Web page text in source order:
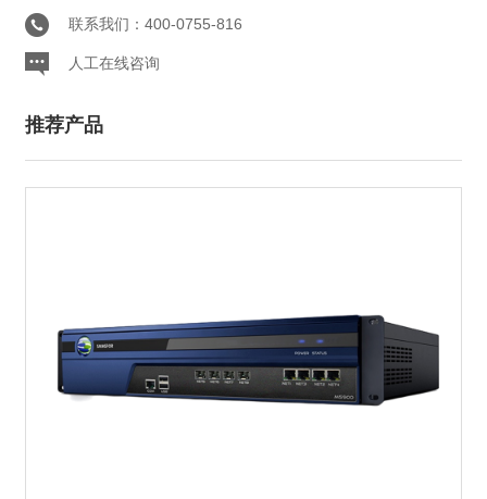
联系我们：400-0755-816
人工在线咨询
推荐产品